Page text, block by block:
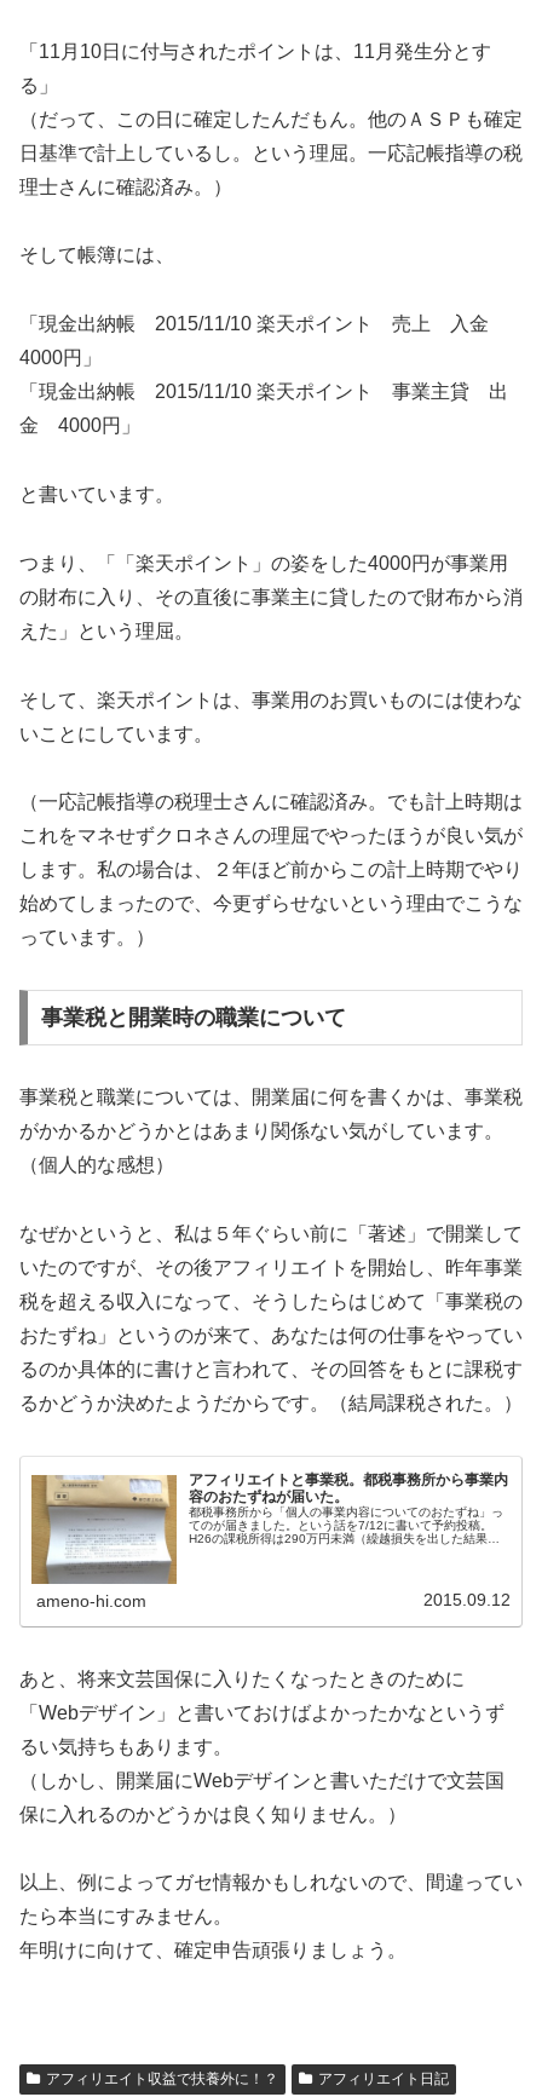
「11月10日に付与されたポイントは、11月発生分とす
る」
（だって、この日に確定したんだもん。他のＡＳＰも確定
日基準で計上しているし。という理屈。一応記帳指導の税
理士さんに確認済み。）
そして帳簿には、
「現金出納帳 2015/11/10 楽天ポイント 売上 入金
4000円」
「現金出納帳 2015/11/10 楽天ポイント 事業主貸 出
金 4000円」
と書いています。
つまり、「「楽天ポイント」の姿をした4000円が事業用
の財布に入り、その直後に事業主に貸したので財布から消
えた」という理屈。
そして、楽天ポイントは、事業用のお買いものには使わな
いことにしています。
（一応記帳指導の税理士さんに確認済み。でも計上時期は
これをマネせずクロネさんの理屈でやったほうが良い気が
します。私の場合は、２年ほど前からこの計上時期でやり
始めてしまったので、今更ずらせないという理由でこうな
っています。）
事業税と開業時の職業について
事業税と職業については、開業届に何を書くかは、事業税
がかかるかどうかとはあまり関係ない気がしています。
（個人的な感想）
なぜかというと、私は５年ぐらい前に「著述」で開業して
いたのですが、その後アフィリエイトを開始し、昨年事業
税を超える収入になって、そうしたらはじめて「事業税の
おたずね」というのが来て、あなたは何の仕事をやってい
るのか具体的に書けと言われて、その回答をもとに課税す
るかどうか決めたようだからです。（結局課税された。）
アフィリエイトと事業税。都税事務所から事業内
容のおたずねが届いた。
都税事務所から「個人の事業内容についてのおたずね」っ
てのが届きました。という話を7/12に書いて予約投稿。
H26の課税所得は290万円未満（繰越損失を出した結果）
ameno-hi.com 2015.09.12
あと、将来文芸国保に入りたくなったときのために
「Webデザイン」と書いておけばよかったかなというず
るい気持ちもあります。
（しかし、開業届にWebデザインと書いただけで文芸国
保に入れるのかどうかは良く知りません。）
以上、例によってガセ情報かもしれないので、間違ってい
たら本当にすみません。
年明けに向けて、確定申告頑張りましょう。
アフィリエイト収益で扶養外に！？ アフィリエイト日記